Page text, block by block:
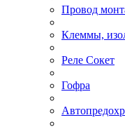
Провод
Клеммы,
Реле Сокет
Гофра